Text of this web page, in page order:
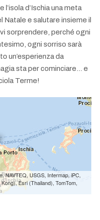
d’Ischia una meta
e salutare insieme il
sorprendere, perché ogni
ogni sorriso sarà
un’esperienza da
sta per cominciare... e
Terme!
NAVTEQ, USGS, Intermap, iPC,
Esri (Thailand), TomTom,